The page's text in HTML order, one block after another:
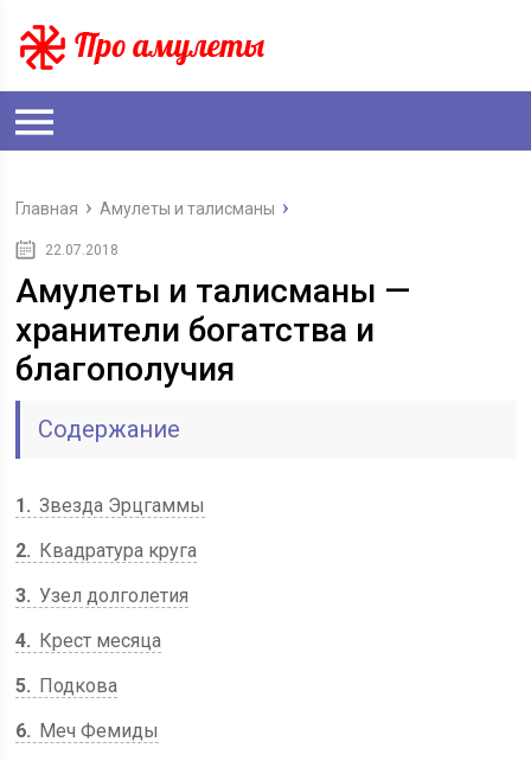
Главная Амулеты и талисманы
22.07.2018
Амулеты и талисманы —
хранители богатства и
благополучия
Содержание
1
Звезда Эрцгаммы
2
Квадратура круга
3 Узел долголетия
4
Крест месяца
5
Подкова
6
Меч Фемиды